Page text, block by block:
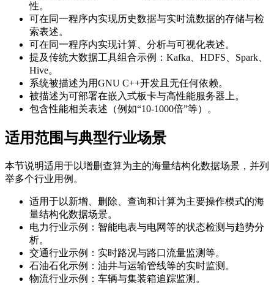
性。
可在同一程序内实现历史数据与实时流数据的存储与检
索表述。
可在同一程序内实现计算、分析与可视化表述。
提及传统大数据工具组合示例：Kafka、HDFS、Spark、
Hive。
系统被描述为用GNU C++开发且无任何依赖。
被描述为可部署在嵌入式板卡与高性能服务器上。
包含性能相关表述（例如“10-1000倍”等）。
适用范围与典型行业场景
本节说明适用于以增删查算为主的海量结构化数据场景，并列
举多个行业用例。
适用于以新增、删除、查询和计算为主要操作模式的海
量结构化数据场景。
电力行业示例：智能电表与电网等的状态检测与趋势分
析。
交通行业示例：实时路况与路口流量监测等。
石油石化示例：油井与运输管线等的实时监测。
物流行业示例：车辆与集装箱追踪监测。